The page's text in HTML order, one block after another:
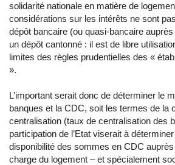
solidarité nationale en matière de
considérations sur les intérêts ne sont
dépôt bancaire (ou quasi-bancaire
un dépôt cantonné : il est de libre
limites des règles prudentielles des «
».
L’important serait donc de déterminer le
banques et la CDC, soit les termes de la
centralisation (taux de centralisation des
participation de l’Etat viserait à
disponibilité des sommes en CDC
charge du logement – et spécialement